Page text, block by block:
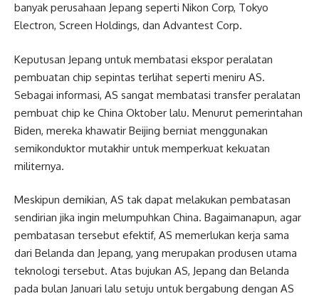
banyak perusahaan Jepang seperti Nikon Corp, Tokyo
Electron, Screen Holdings, dan Advantest Corp.
Keputusan Jepang untuk membatasi ekspor peralatan
pembuatan chip sepintas terlihat seperti meniru AS.
Sebagai informasi, AS sangat membatasi transfer peralatan
pembuat chip ke China Oktober lalu. Menurut pemerintahan
Biden, mereka khawatir Beijing berniat menggunakan
semikonduktor mutakhir untuk memperkuat kekuatan
militernya.
Meskipun demikian, AS tak dapat melakukan pembatasan
sendirian jika ingin melumpuhkan China. Bagaimanapun, agar
pembatasan tersebut efektif, AS memerlukan kerja sama
dari Belanda dan Jepang, yang merupakan produsen utama
teknologi tersebut. Atas bujukan AS, Jepang dan Belanda
pada bulan Januari lalu setuju untuk bergabung dengan AS